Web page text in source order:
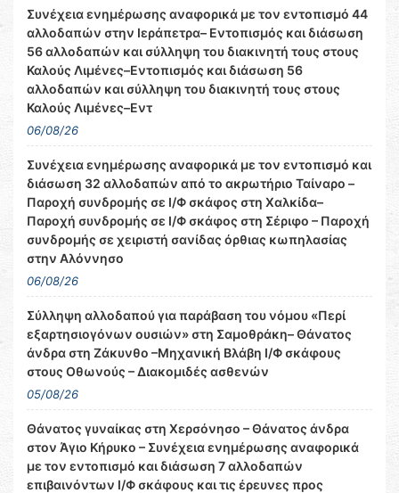
Συνέχεια ενημέρωσης αναφορικά με τον εντοπισμό 44
αλλοδαπών στην Ιεράπετρα– Εντοπισμός και διάσωση
56 αλλοδαπών και σύλληψη του διακινητή τους στους
Καλούς Λιμένες–Εντοπισμός και διάσωση 56
αλλοδαπών και σύλληψη του διακινητή τους στους
Καλούς Λιμένες–Εντ
06/08/26
Συνέχεια ενημέρωσης αναφορικά με τον εντοπισμό και
διάσωση 32 αλλοδαπών από το ακρωτήριο Ταίναρο –
Παροχή συνδρομής σε Ι/Φ σκάφος στη Χαλκίδα–
Παροχή συνδρομής σε Ι/Φ σκάφος στη Σέριφο – Παροχή
συνδρομής σε χειριστή σανίδας όρθιας κωπηλασίας
στην Αλόννησο
06/08/26
Σύλληψη αλλοδαπού για παράβαση του νόμου «Περί
εξαρτησιογόνων ουσιών» στη Σαμοθράκη– Θάνατος
άνδρα στη Ζάκυνθο –Μηχανική Βλάβη Ι/Φ σκάφους
στους Οθωνούς – Διακομιδές ασθενών
05/08/26
Θάνατος γυναίκας στη Χερσόνησο – Θάνατος άνδρα
στον Άγιο Κήρυκο – Συνέχεια ενημέρωσης αναφορικά
με τον εντοπισμό και διάσωση 7 αλλοδαπών
επιβαινόντων Ι/Φ σκάφους και τις έρευνες προς